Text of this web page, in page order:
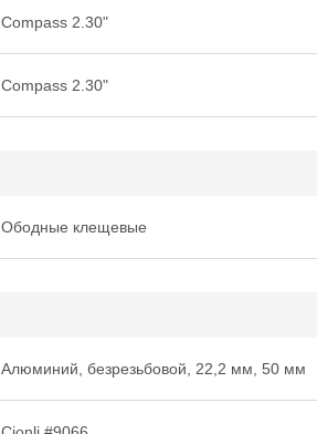
Compass 2.30"
Compass 2.30"
Ободные клещевые
Алюминий, безрезьбовой, 22,2 мм, 50 мм